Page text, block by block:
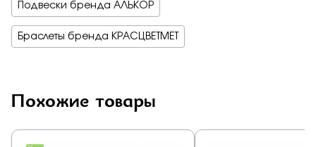
Подвески бренда АЛЬКОР
Браслеты бренда КРАСЦВЕТМЕТ
Похожие товары